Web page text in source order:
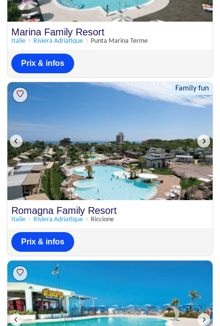
Marina Family Resort
Italie Riviera Adriatique Punta Marina Terme
Prix & infos
Family fun
Romagna Family Resort
Italie Riviera Adriatique Riccione
Prix & infos